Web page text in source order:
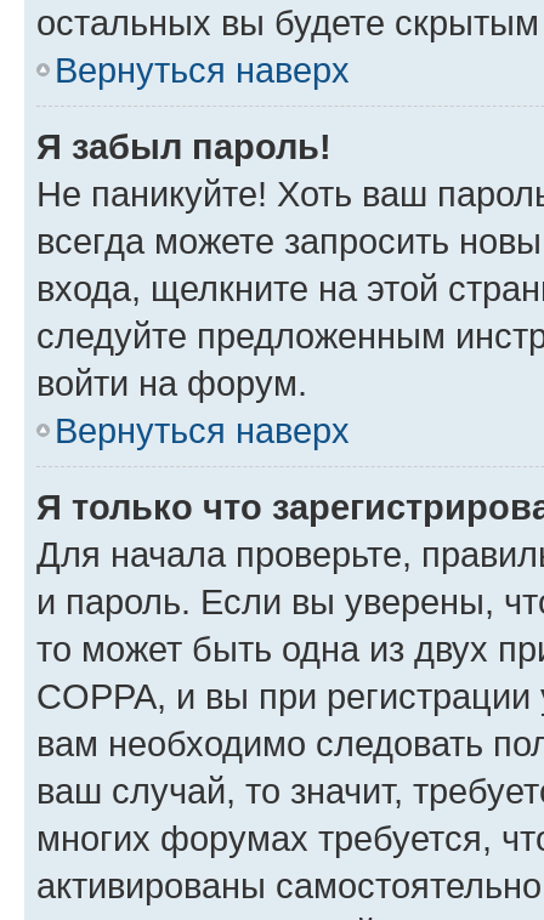
остальных вы будете
Вернуться наверх
Я забыл пароль!
Не паникуйте! Хоть ваш
всегда можете запросить
входа, щелкните на этой
следуйте предложенным
войти на форум.
Вернуться наверх
Я только что
Для начала проверьте,
и пароль. Если вы уверены,
то может быть одна из двух
COPPA, и вы при
вам необходимо следовать
ваш случай, то значит,
многих форумах требуется,
активированы